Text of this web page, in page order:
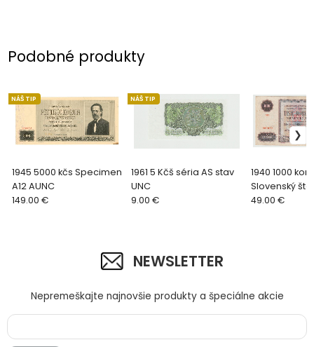
Podobné produkty
1945 5000 kčs Specimen
A12 AUNC
NÁŠ TIP
149.00 €
1961 5 Kčš séria AS stav
UNC
NÁŠ TIP
9.00 €
1940 1000
Slovenský
SPECIMEN 2X
49.00 €
NEWSLETTER
Nepremeškajte najnovšie produkty a špeciálne akcie